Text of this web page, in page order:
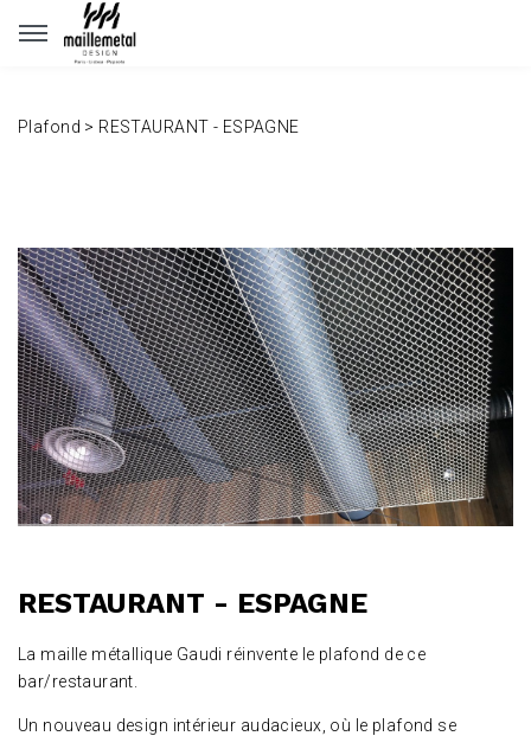
Panneau de gestion des cookies
Plafond > RESTAURANT - ESPAGNE
RESTAURANT - ESPAGNE
La maille métallique Gaudi réinvente le plafond de ce
bar/restaurant.
Un nouveau design intérieur audacieux, où le plafond se